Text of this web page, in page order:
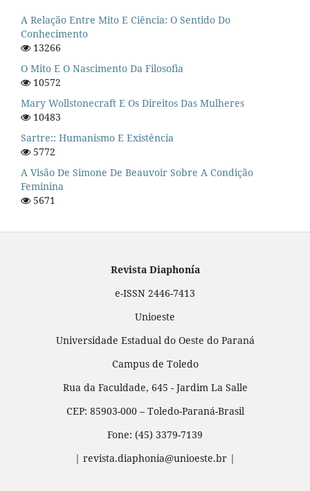
A Relação Entre Mito E Ciência: O Sentido Do
Conhecimento
13266
O Mito E O Nascimento Da Filosofia
10572
Mary Wollstonecraft E Os Direitos Das Mulheres
10483
Sartre:: Humanismo E Existência
5772
A Visão De Simone De Beauvoir Sobre A Condição
Feminina
5671
Revista Diaphonía
e-ISSN 2446-7413
Unioeste
Universidade Estadual do Oeste do Paraná
Campus de Toledo
Rua da Faculdade, 645 - Jardim La Salle
CEP: 85903-000 – Toledo-Paraná-Brasil
Fone: (45) 3379-7139
| revista.diaphonia@unioeste.br |